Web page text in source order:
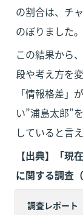
の割合は、チ
のぼりました。
この結果から
段や考え方を
「情報格差」
い”浦島太郎”
していると言え
【出典】「現
に関する調査